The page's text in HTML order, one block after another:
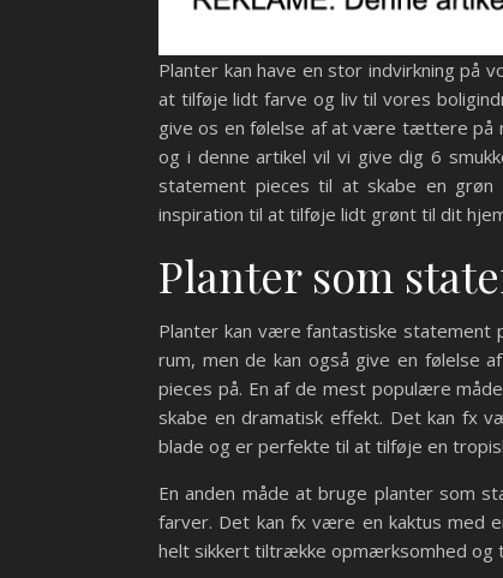
Planter kan have en stor indvirkning på
at tilføje lidt farve og liv til vores
give os en følelse af at være tættere på
og i denne artikel vil vi give dig 6
statement pieces til at skabe en
inspiration til at tilføje lidt grønt til dit
Planter som
Planter kan være fantastiske statement
rum, men de kan også give en følelse
pieces på. En af de mest populære
skabe en dramatisk effekt. Det kan fx
blade og er perfekte til at tilføje en
En anden måde at bruge planter som
farver. Det kan fx være en kaktus med
helt sikkert tiltrække opmærksomhed og